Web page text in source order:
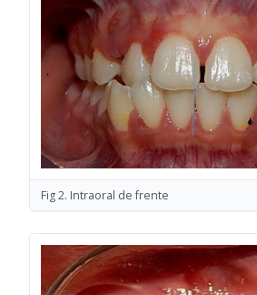
Fig 2. Intraoral de frente